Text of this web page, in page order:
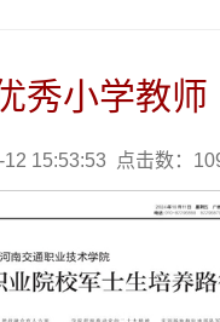
秀小学教师
15:53:53 点击数：